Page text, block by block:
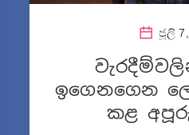
ජූලි 7,
ඉගෙනගෙන
කළ